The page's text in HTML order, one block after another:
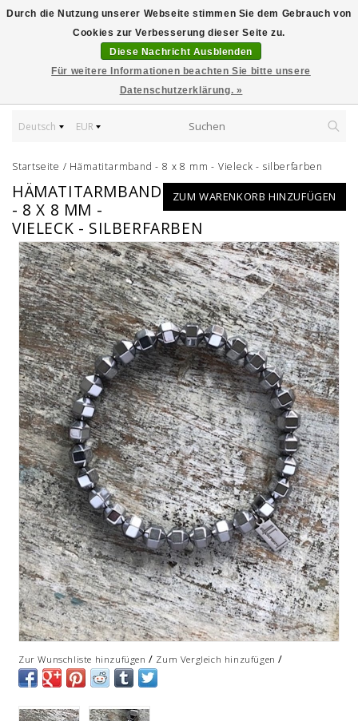
Deutsch EUR
Startseite / Hämatitarmband - 8 x 8 mm - Vieleck - silberfarben
ZUM WARENKORB HINZUFÜGEN
HÄMATITARMBAND
- 8 X 8 MM -
VIELECK - SILBERFARBEN
Zur Wunschliste hinzufügen / Zum Vergleich hinzufügen /
Durch die Nutzung unserer Webseite stimmen Sie dem Gebrauch von
Cookies zur Verbesserung dieser Seite zu.
Diese Nachricht Ausblenden
Für weitere Informationen beachten Sie bitte unsere
Datenschutzerklärung. »